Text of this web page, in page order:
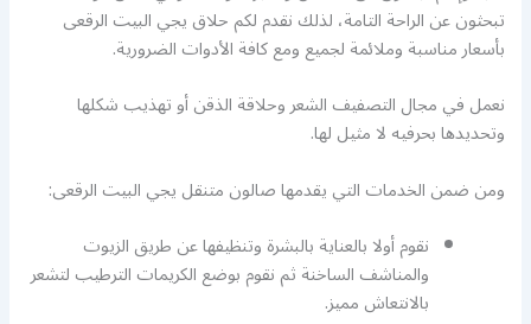
تبحثون عن الراحة التامة، لذلك نقدم لكم حلاق يجي البيت الرقعى
بأسعار مناسبة وملائمة لجميع ومع كافة الأدوات الضرورية.
نعمل في مجال التصفيف الشعر وحلاقة الذقن أو تهذيب شكلها
وتحديدها بحرفيه لا مثيل لها.
ومن ضمن الخدمات التي يقدمها صالون متنقل يجي البيت الرقعى:
نقوم أولا بالعناية بالبشرة وتنظيفها عن طريق الزيوت
والمناشف الساخنة ثم نقوم بوضع الكريمات الترطيب لتشعر
بالانتعاش مميز.